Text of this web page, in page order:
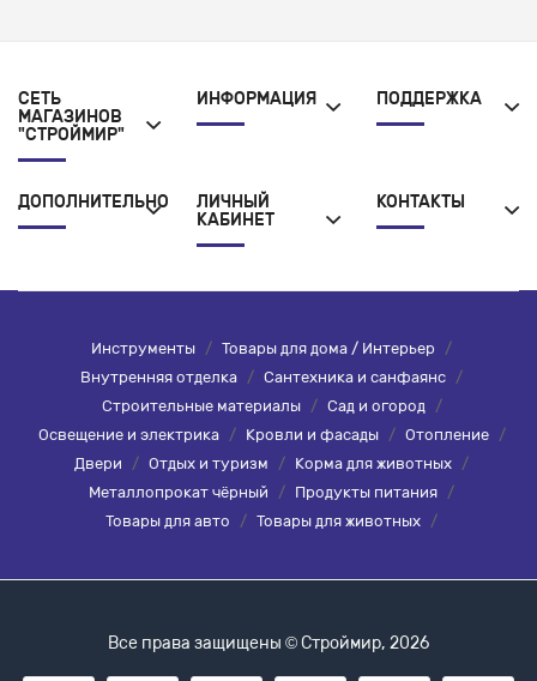
СЕТЬ
МАГАЗИНОВ
"СТРОЙМИР"
ИНФОРМАЦИЯ ПОДДЕРЖКА
ДОПОЛНИТЕЛЬНО
ЛИЧНЫЙ
КАБИНЕТ
КОНТАКТЫ
Инструменты / Товары для дома / Интерьер /
Внутренняя отделка / Сантехника и санфаянс /
Строительные материалы
/ Сад и огород
/
Освещение и электрика
/ Кровли и фасады / Отопление
/
Двери
/ Отдых и туризм / Корма для животных /
Металлопрокат чёрный
/ Продукты питания /
Товары для авто
/ Товары для животных /
Все права защищены © Строймир, 2026